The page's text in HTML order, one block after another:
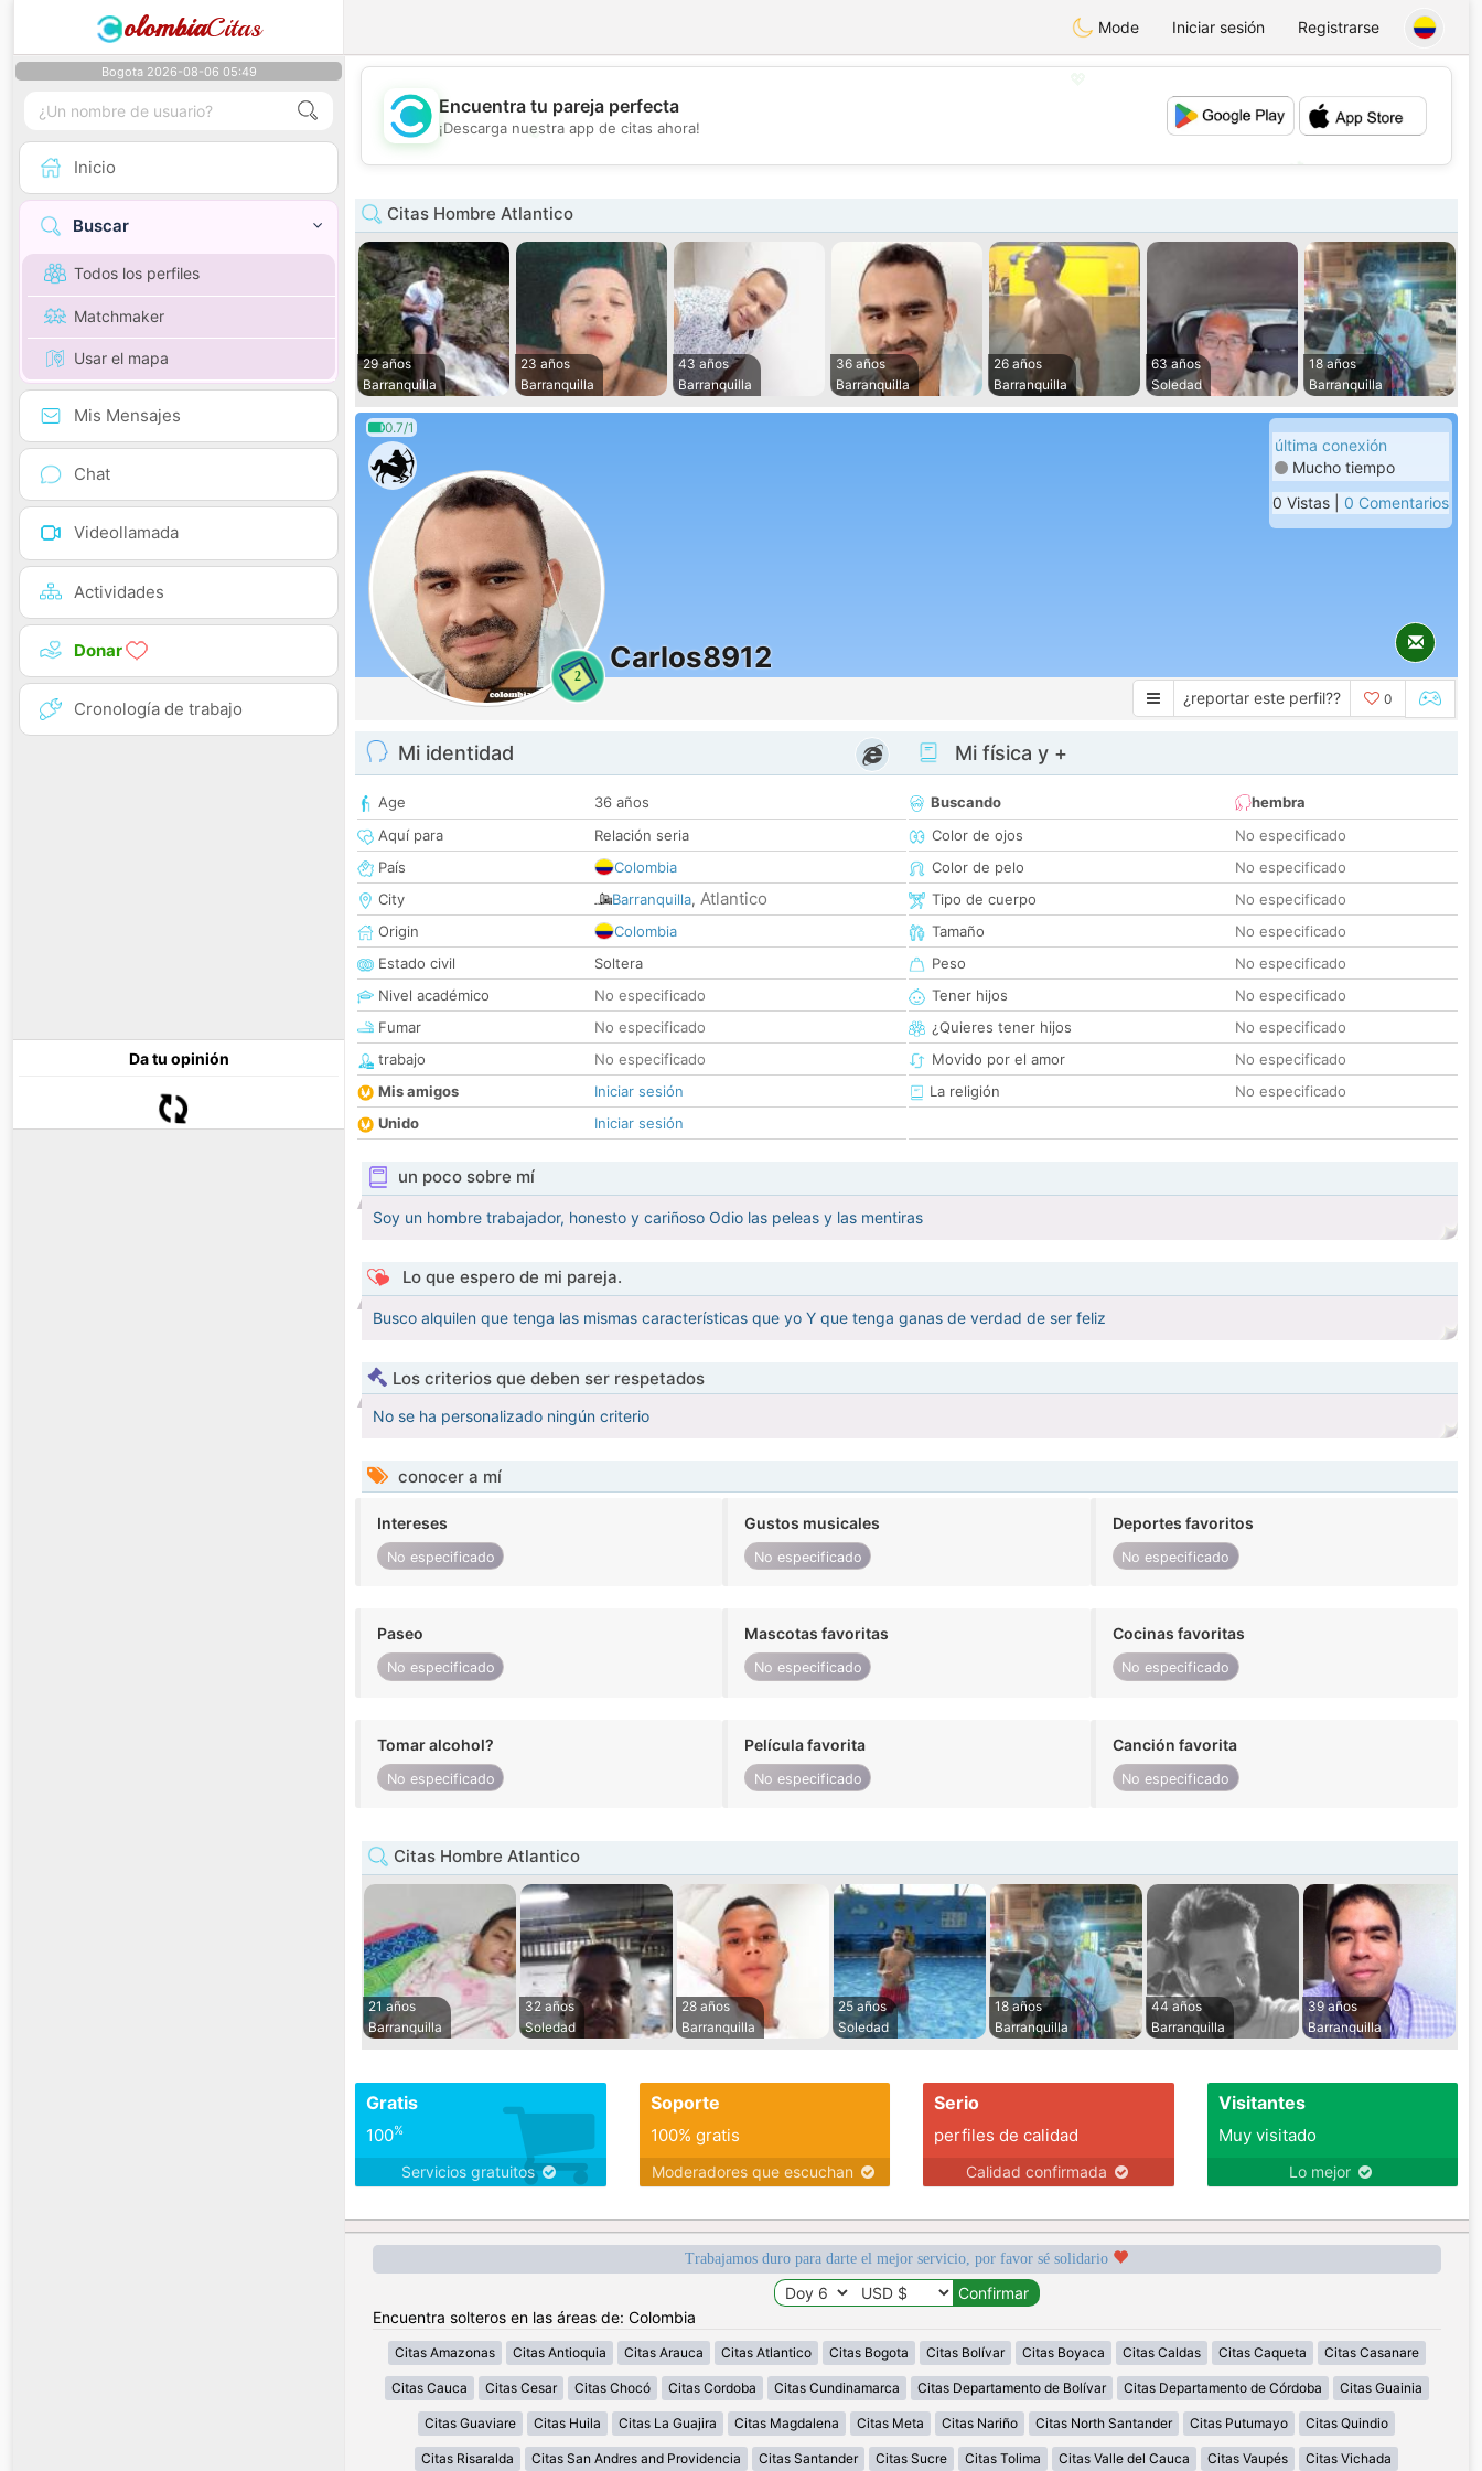
olombiaCitas Mode Iniciar sesión Registrarse
Bogota 2026-08-06 05:49
Inicio
Buscar
Todos los perfiles
Matchmaker
Usar el mapa
Mis Mensajes
Chat
Videollamada
Actividades
Donar
Cronología de trabajo
Da tu opinión
💕
Encuentra tu pareja perfecta
¡Descarga nuestra app de citas ahora!
Citas Hombre Atlantico
29 años
Barranquilla
23 años
Barranquilla
43 años
Barranquilla
36 años
Barranquilla
26 años
Barranquilla
63 años
Soledad
18 años
Barranquilla
0.7/1
2
Carlos8912
última conexión
Mucho tiempo
0 Vistas | 0 Comentarios
¿reportar este perfil?? 0
Mi identidad
Age
36 años
Aquí para
Relación seria
País
Colombia
City
Barranquilla, Atlantico
Origin
Colombia
Estado civil
Soltera
Nivel académico
No especificado
Fumar
No especificado
trabajo
No especificado
Mis amigos
Iniciar sesión
Unido
Iniciar sesión
Mi física y +
Buscando
hembra
Color de ojos
No especificado
Color de pelo
No especificado
Tipo de cuerpo
No especificado
Tamaño
No especificado
Peso
No especificado
Tener hijos
No especificado
¿Quieres tener hijos
No especificado
Movido por el amor
No especificado
La religión
No especificado
un poco sobre mí
Soy un hombre trabajador, honesto y cariñoso Odio las peleas y las mentiras
Lo que espero de mi pareja.
Busco alquilen que tenga las mismas características que yo Y que tenga ganas de verdad de ser feliz
Los criterios que deben ser respetados
No se ha personalizado ningún criterio
conocer a mí
Intereses
No especificado
Gustos musicales
No especificado
Deportes favoritos
No especificado
Paseo
No especificado
Mascotas favoritas
No especificado
Cocinas favoritas
No especificado
Tomar alcohol?
No especificado
Película favorita
No especificado
Canción favorita
No especificado
Citas Hombre Atlantico
21 años
Barranquilla
32 años
Soledad
28 años
Barranquilla
25 años
Soledad
18 años
Barranquilla
44 años
Barranquilla
39 años
Barranquilla
Gratis
100%
Servicios gratuitos
Soporte
100% gratis
Moderadores que escuchan
Serio
perfiles de calidad
Calidad confirmada
Visitantes
Muy visitado
Lo mejor
Trabajamos duro para darte el mejor servicio, por favor sé solidario
Encuentra solteros en las áreas de: Colombia
Citas Amazonas Citas Antioquia Citas Arauca Citas Atlantico Citas Bogota Citas Bolívar Citas Boyaca Citas Caldas Citas Caqueta Citas Casanare
Citas Cauca Citas Cesar Citas Chocó Citas Cordoba Citas Cundinamarca Citas Departamento de Bolívar Citas Departamento de Córdoba Citas Guainia
Citas Guaviare Citas Huila Citas La Guajira Citas Magdalena Citas Meta Citas Nariño Citas North Santander Citas Putumayo Citas Quindio
Citas Risaralda Citas San Andres and Providencia Citas Santander Citas Sucre Citas Tolima Citas Valle del Cauca Citas Vaupés Citas Vichada